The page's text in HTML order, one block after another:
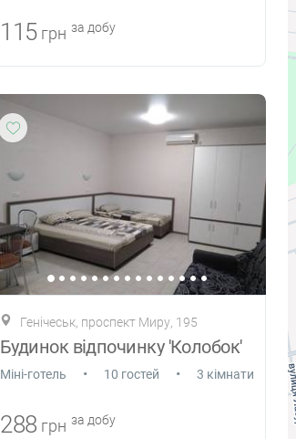
115 грн за добу
Генічеськ, проспект Миру, 195
Будинок відпочинку 'Колобок'
Міні-готель • 10 гостей • 3 кімнати
288 грн за добу